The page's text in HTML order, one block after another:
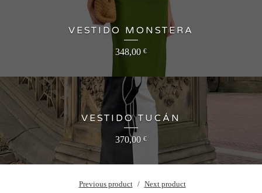
VESTIDO MONSTERA
348,00 €
VESTIDO TUCÁN
370,00 €
Previous product Next product